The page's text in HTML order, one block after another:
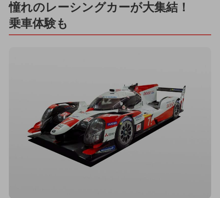
憧れのレーシングカーが大集結！
乗車体験も